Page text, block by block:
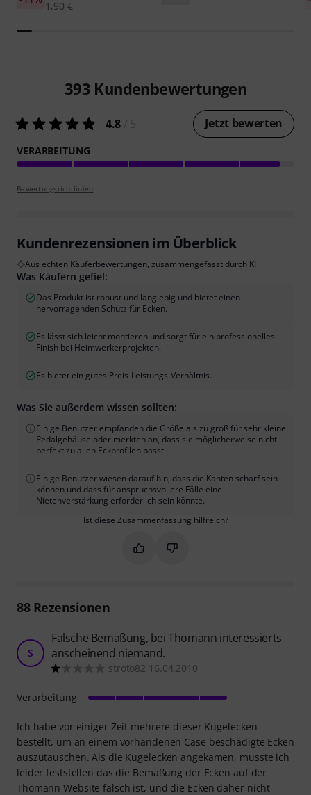
1,90 €
393 Kundenbewertungen
4.8 Jetzt bewerten
VERARBEITUNG
Bewertungsrichtlinien
Kundenrezensionen im Überblick
Aus echten Käuferbewertungen, zusammengefasst durch KI
Was Käufern gefiel:
Das Produkt ist robust und langlebig und bietet einen
hervorragenden Schutz für Ecken.
Es lässt sich leicht montieren und sorgt für ein professionelles
Finish bei Heimwerkerprojekten.
Es bietet ein gutes Preis-Leistungs-Verhältnis.
Was Sie außerdem wissen sollten:
Einige Benutzer empfanden die Größe als zu groß für sehr kleine
Pedalgehäuse oder merkten an, dass sie möglicherweise nicht
perfekt zu allen Eckprofilen passt.
Einige Benutzer wiesen darauf hin, dass die Kanten scharf sein
können und dass für anspruchsvollere Fälle eine
Nietenverstärkung erforderlich sein könnte.
Ist diese Zusammenfassung hilfreich?
Markieren Sie diese
Markieren Sie diese
88Rezensionen
S
Falsche Bemaßung, bei Thomann interessierts
anscheinend niemand.
stroto82 16.04.2010
Ich habe vor einiger Zeit mehrere dieser Kugelecken
bestellt, um an einem vorhandenen Case beschädigte Ecken
auszutauschen. Als die Kugelecken angekamen, musste ich
leider feststellen das die Bemaßung der Ecken auf der
Thomann Website falsch ist, und die Ecken daher nicht
Verarbeitung